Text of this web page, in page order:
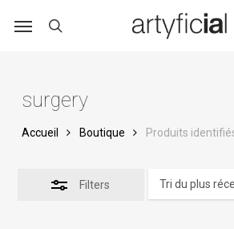
surgery
Accueil Boutique Produits
Filters